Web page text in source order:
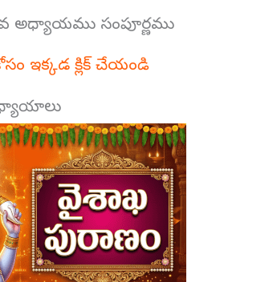
అధ్యాయము సంపూర్ణము
ఇక్కడ క్లిక్ చేయండి